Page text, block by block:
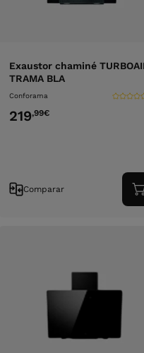
Exaustor chaminé
TRAMA BLA
Conforama
219,99€
Comparar